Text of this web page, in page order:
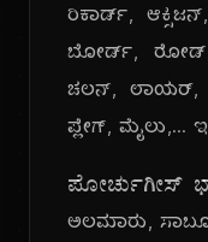
ರಿಕಾರ್ಡ್,
ಬೋರ್ಡ್, ರೋಡ್,
ಚಲನ್, ಲಾಯರ್,
ಪ್ಲೇಗ್, ಮೈಲು,...
ಪೋರ್ಚುಗೀಸ್
ಅಲಮಾರು,